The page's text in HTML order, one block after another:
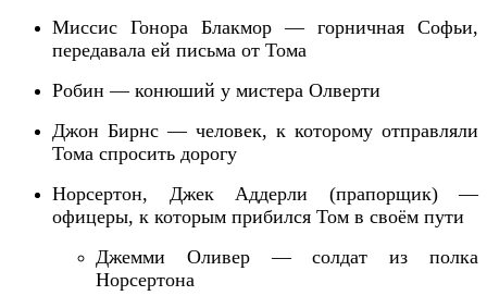
Миссис Гонора Блакмор— горничная Софьи,
передавала ей письма от Тома
Робин — конюший у мистера Олверти
Джон Бирнс — человек, к которому отправляли
Тома спросить дорогу
Норсертон, Джек Аддерли (прапорщик)—
офицеры, к которым прибился Том в своём пути
Джемми Оливер — солдат из полка
Норсертона